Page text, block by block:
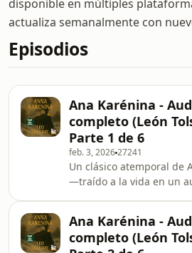
disponible en múltiples
actualiza semanalmente con
Episodios
Ana Karénina -
completo (León
Parte 1 de 6
feb. 3, 202627241
Un clásico atemporal de
—traído a la vida en un
más vendidos de todos
Audio íntegro, sin
Ana Karénina -
completo (León